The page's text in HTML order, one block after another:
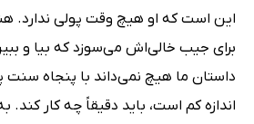
این است که او هیچ وقت پولی ندارد.
برای جیب خالی‌اش می‌سوزد که بیا و
داستان ما هیچ نمی‌داند با پنجاه سنت
اندازه کم است، باید دقیقاً چه کار